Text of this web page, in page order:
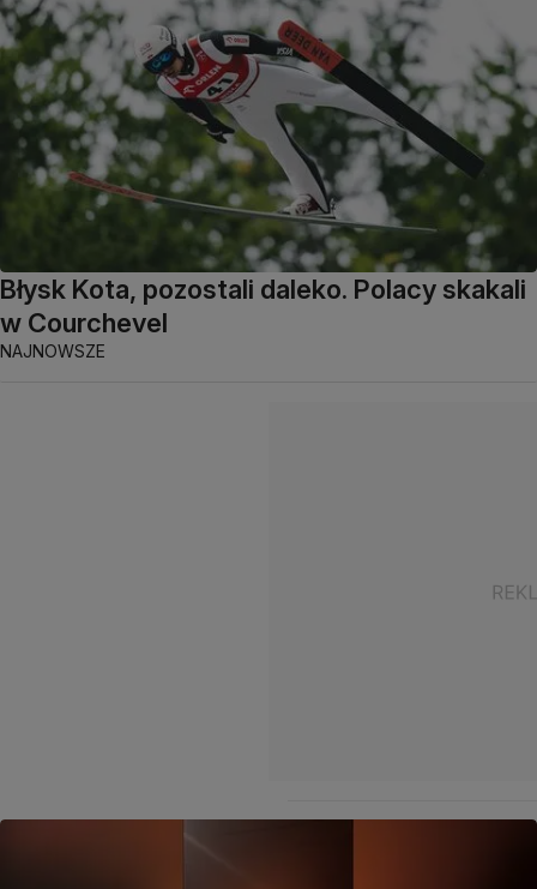
Błysk Kota, pozostali daleko. Polacy skakali
w Courchevel
NAJNOWSZE